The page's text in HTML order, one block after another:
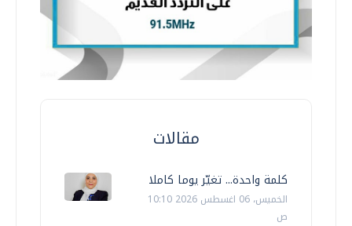
مقالات
كلمة واحدة... تغيّر يوما كاملا
الخميس، 06 اغسطس 2026 10:10
ص